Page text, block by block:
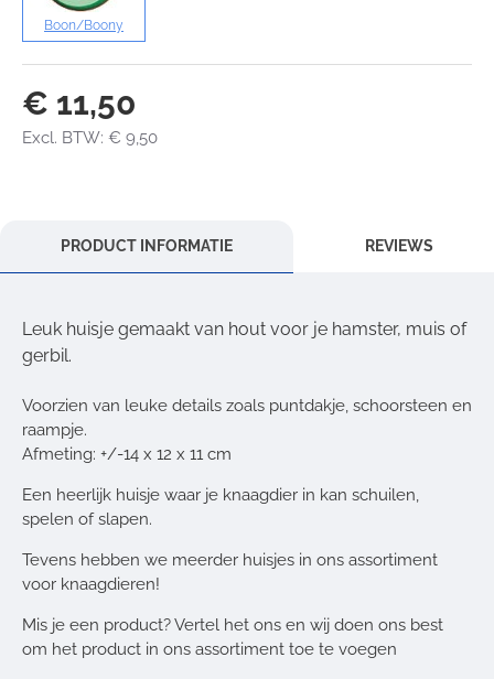
€ 11,50
Excl. BTW: € 9,50
Boon/Boony
PRODUCT INFORMATIE REVIEWS
Leuk huisje gemaakt van hout voor je hamster, muis of
gerbil.
Voorzien van leuke details zoals puntdakje, schoorsteen en
raampje.
Afmeting: +/-14 x 12 x 11 cm
Een heerlijk huisje waar je knaagdier in kan schuilen,
spelen of slapen.
Tevens hebben we meerder huisjes in ons assortiment
voor knaagdieren!
Mis je een product? Vertel het ons en wij doen ons best
om het product in ons assortiment toe te voegen